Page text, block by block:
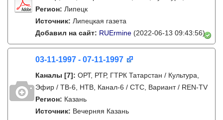
Регион: Липецк
Источник: Липецкая газета
Добавил на сайт: RUErmine (2022-06-13 09:43:56)
03-11-1997 - 07-11-1997
Каналы [7]: ОРТ, РТР, ГТРК Татарстан / Культура,
Эфир / ТВ-6, НТВ, Канал-6 / СТС, Вариант / REN-TV
Регион: Казань
Источник: Вечерняя Казань